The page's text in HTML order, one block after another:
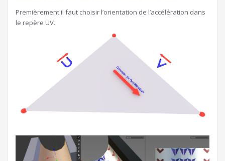
Premièrement il faut choisir l’orientation de l’accélération dans
le repère UV.